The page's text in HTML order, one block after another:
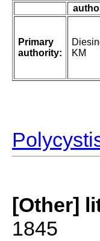
Primary
authority:
KM
[Other]
1845